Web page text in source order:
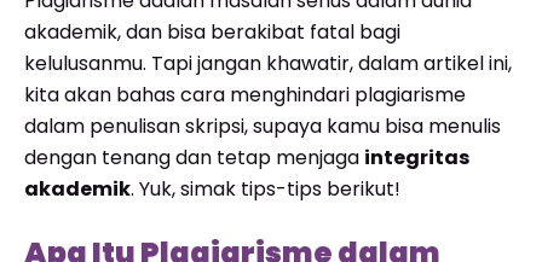
akademik, dan bisa berakibat fatal bagi
kelulusanmu. Tapi jangan khawatir, dalam artikel ini,
kita akan bahas cara menghindari plagiarisme
dalam penulisan skripsi, supaya kamu bisa menulis
dengan tenang dan tetap menjaga integritas
akademik. Yuk, simak tips-tips berikut!
Apa Itu Plagiarisme dalam